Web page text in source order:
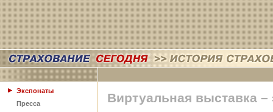
Экспонаты
Пресса
Виртуальная выставка –